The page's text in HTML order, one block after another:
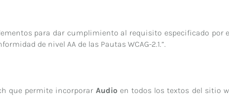
para dar cumplimiento al requisito especificado por
de nivel AA de las Pautas WCAG-2.1.”.
que permite incorporarAudio en todos los textos del sitio